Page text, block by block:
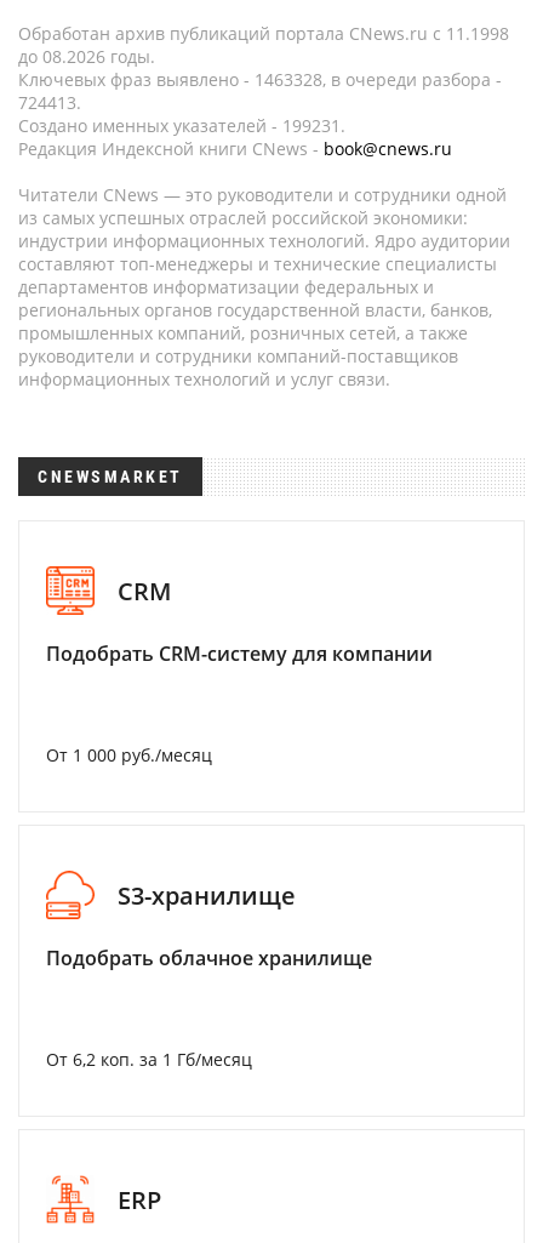
Обработан архив публикаций портала CNews.ru c 11.1998
до 08.2026 годы.
Ключевых фраз выявлено - 1463328, в очереди разбора -
724413.
Создано именных указателей - 199231.
Редакция Индексной книги CNews - book@cnews.ru
Читатели CNews — это руководители и сотрудники одной
из самых успешных отраслей российской экономики:
индустрии информационных технологий. Ядро аудитории
составляют топ-менеджеры и технические специалисты
департаментов информатизации федеральных и
региональных органов государственной власти, банков,
промышленных компаний, розничных сетей, а также
руководители и сотрудники компаний-поставщиков
информационных технологий и услуг связи.
CNEWSMARKET
CRM
Подобрать CRM-систему для компании
От 1 000 руб./месяц
S3-хранилище
Подобрать облачное хранилище
От 6,2 коп. за 1 Гб/месяц
ERP